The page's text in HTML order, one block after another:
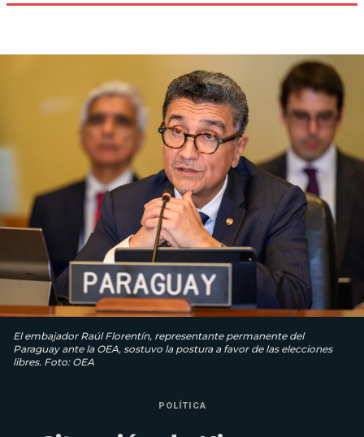
El embajador Raúl Florentín, representante permanente del
Paraguay ante la OEA, sostuvo la postura a favor de las elecciones
libres. Foto: OEA
POLÍTICA